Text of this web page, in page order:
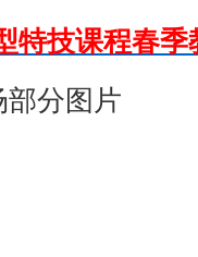
特技课程春
部分图片